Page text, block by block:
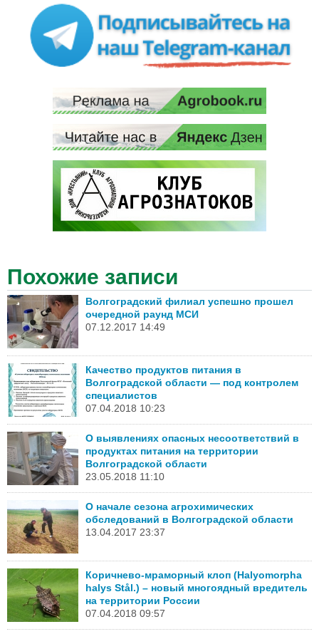
Похожие записи
Волгоградский филиал успешно прошел
очередной раунд МСИ
07.12.2017 14:49
Качество продуктов питания в
Волгоградской области — под контролем
специалистов
07.04.2018 10:23
О выявлениях опасных несоответствий в
продуктах питания на территории
Волгоградской области
23.05.2018 11:10
О начале сезона агрохимических
обследований в Волгоградской области
13.04.2017 23:37
Коричнево-мраморный клоп (Halyomorpha
halys Stål.) – новый многоядный вредитель
на территории России
07.04.2018 09:57